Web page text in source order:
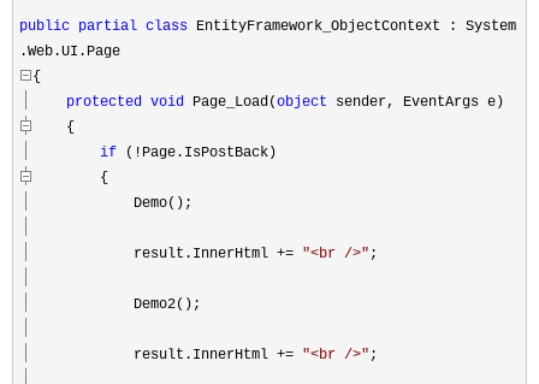
public partial class EntityFramework_ObjectContext : System
.Web.UI.Page
{
protected void Page_Load(object sender, EventArgs e)
{
if ( ! Page.IsPostBack)
{
Demo();
result.InnerHtml += "<br />" ;
Demo2();
result.InnerHtml += "<br />" ;